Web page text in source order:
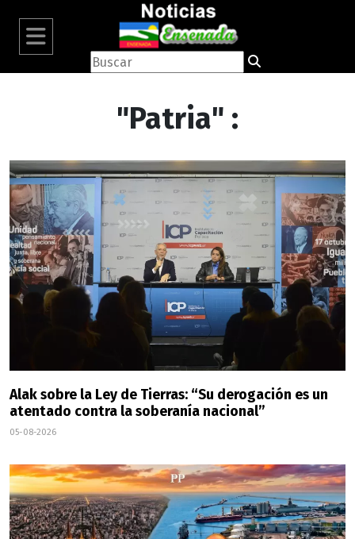
"Patria" :
Alak sobre la Ley de Tierras: “Su derogación es un
atentado contra la soberanía nacional”
05-08-2026